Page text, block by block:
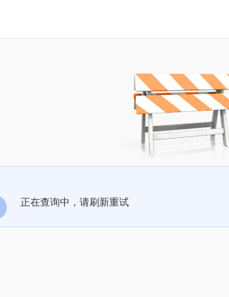
正在查询中，请刷新重试